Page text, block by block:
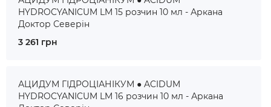
HYDROCYANICUM LM 15 розчин 10 мл - Аркана
Доктор Северін
3 261 грн
АЦИДУМ ГІДРОЦІАНІКУМ ● ACIDUM
HYDROCYANICUM LM 16 розчин 10 мл - Аркана